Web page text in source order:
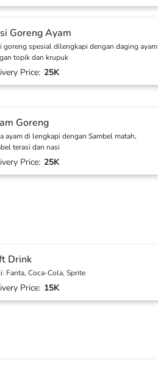
Goreng Ayam
goreng spesial dilengkapi dengan daging ayam
topik dan krupuk
Price: 25K
Goreng
ayam di lengkapi dengan Sambel matah,
terasi dan nasi
Price: 25K
Drink
Fanta, Coca-Cola, Sprite
Price: 15K